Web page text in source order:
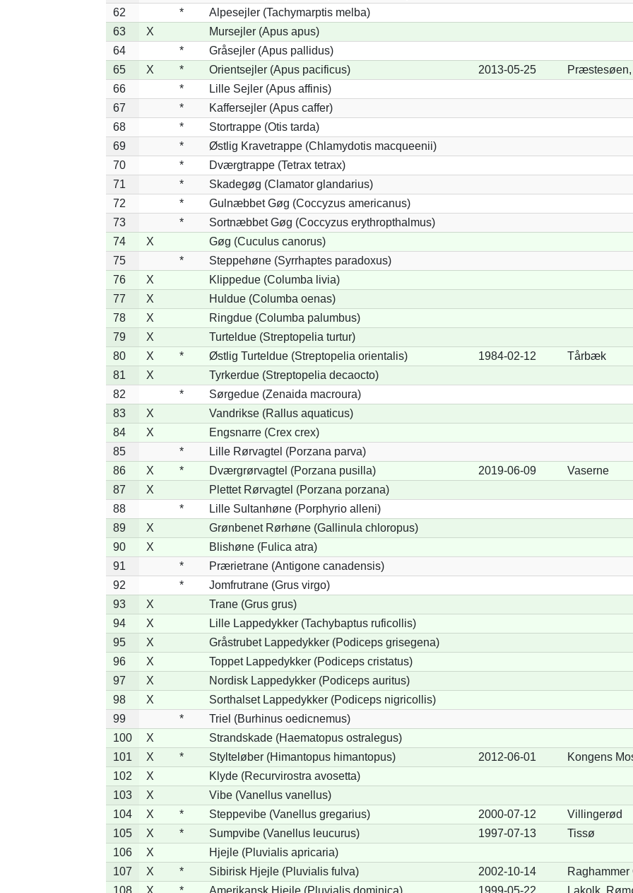
62
*
Alpesejler (Tachymarptis melba)
63
X
Mursejler (Apus apus)
64
*
Gråsejler (Apus pallidus)
65
X * Orientsejler (Apus pacificus) 2013-05-25
66
*
Lille Sejler (Apus affinis)
67
*
Kaffersejler (Apus caffer)
68
*
Stortrappe (Otis tarda)
69
*
Østlig Kravetrappe (Chlamydotis macqueenii)
70
*
Dværgtrappe (Tetrax tetrax)
71
*
Skadegøg (Clamator glandarius)
72
*
Gulnæbbet Gøg (Coccyzus americanus)
73
*
Sortnæbbet Gøg (Coccyzus erythropthalmus)
74
X
Gøg (Cuculus canorus)
75
*
Steppehøne (Syrrhaptes paradoxus)
76
X
Klippedue (Columba livia)
77
X
Huldue (Columba oenas)
78
X
Ringdue (Columba palumbus)
79
X
Turteldue (Streptopelia turtur)
80
X * Østlig Turteldue (Streptopelia orientalis) 1984-02-12
Tårbæk
81
X
Tyrkerdue (Streptopelia decaocto)
82
*
Sørgedue (Zenaida macroura)
83
X
Vandrikse (Rallus aquaticus)
84
X
Engsnarre (Crex crex)
85
*
Lille Rørvagtel (Porzana parva)
86
X * Dværgrørvagtel (Porzana pusilla) 2019-06-09
Vaserne
87
X
Plettet Rørvagtel (Porzana porzana)
88
*
Lille Sultanhøne (Porphyrio alleni)
89
X
Grønbenet Rørhøne (Gallinula chloropus)
90
X
Blishøne (Fulica atra)
91
*
Prærietrane (Antigone canadensis)
92
*
Jomfrutrane (Grus virgo)
93
X
Trane (Grus grus)
94
X
Lille Lappedykker (Tachybaptus ruficollis)
95
X
Gråstrubet Lappedykker (Podiceps grisegena)
96
X
Toppet Lappedykker (Podiceps cristatus)
97
X
Nordisk Lappedykker (Podiceps auritus)
98
X
Sorthalset Lappedykker (Podiceps nigricollis)
99
*
Triel (Burhinus oedicnemus)
100
X
Strandskade (Haematopus ostralegus)
101
X * Stylteløber (Himantopus himantopus) 2012-06-01
Kongens
102
X
Klyde (Recurvirostra avosetta)
103
X
Vibe (Vanellus vanellus)
104
X * Steppevibe (Vanellus gregarius) 2000-07-12
Villingerød
105
X * Sumpvibe (Vanellus leucurus) 1997-07-13
Tissø
106
X
Hjejle (Pluvialis apricaria)
107
X * Sibirisk Hjejle (Pluvialis fulva) 2002-10-14
108
X * Amerikansk Hjejle (Pluvialis dominica) 1999-05-22 Lakolk,